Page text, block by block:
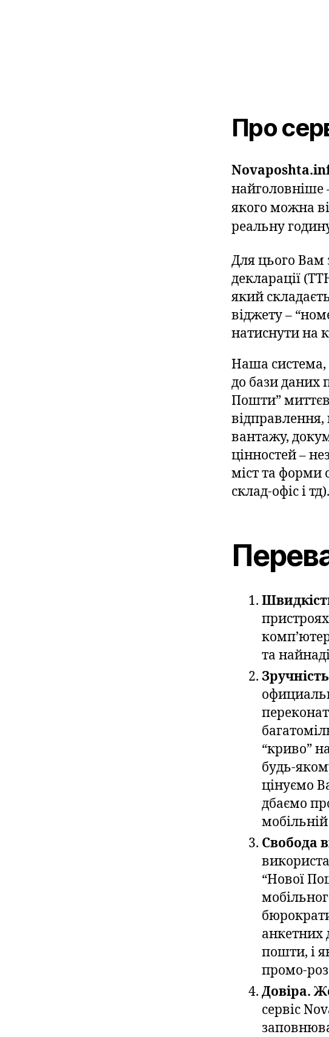
Про
найголовніше
якого можна
реальну
Для цього Вам
декларації
який
віджету –
натиснути на
Наша система,
до бази даних
Пошти”
вантажу,
цінностей –
міст та форми
склад-офіс і тд).
та
“криво”
будь-
цінуємо
дбаємо
мобільній
Свобода
“Нової
анкетних
пошти, і
промо-
Довіра.
сервіс